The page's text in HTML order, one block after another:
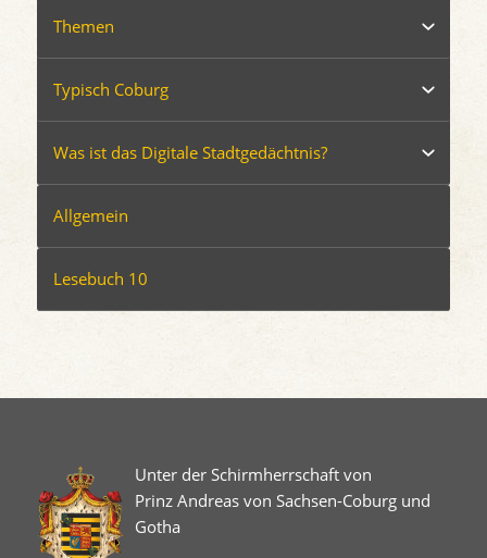
Themen
Typisch Coburg
Was ist das Digitale Stadtgedächtnis?
Allgemein
Lesebuch 10
Unter der Schirmherrschaft von
Prinz Andreas von Sachsen-Coburg und
Gotha